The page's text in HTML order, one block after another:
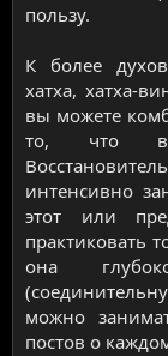
пользу.
К более
хатха, хатха-
вы можете
то, что
интенсивно
этот или
практиковать
она
можно
постов о